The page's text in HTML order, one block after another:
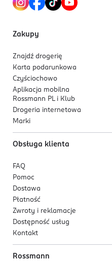
01-460
biuro@nowegroup.com.pl
PL-Polska
Kod EAN
5 903021 457486
Zakupy
Znajdź drogerię
Karta podarunkowa
Czyściochowo
Aplikacja mobilna
Rossmann PL i Klub
Drogeria internetowa
Marki
Obsługa klienta
FAQ
Pomoc
Dostawa
Płatność
Zwroty i reklamacje
Dostępność usług
Kontakt
Rossmann